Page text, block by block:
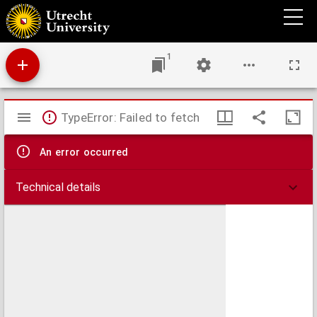
Plan du champ de bataille, prés d'Oudenaerde l'11. Juillet 1708
1
Mirador
viewer
TypeError: Failed to fetch
An error occurred
Technical details